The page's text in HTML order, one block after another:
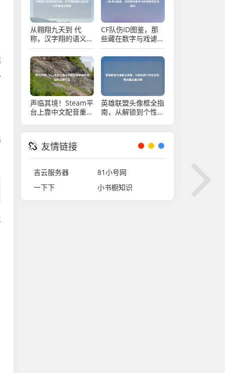
从翱翔九天到 代
称，汉字翔的语义变
迁史与多重含义解析
CF队伤ID图鉴，那
些藏在数字与戏谑里
的战场暗语
声临其境！Steam平
台上靠中文配音重塑
英雄联盟头像框全指
南，从解锁到个性化
友情链接
吉云服务器
81小号网
一下下
小书橱知识